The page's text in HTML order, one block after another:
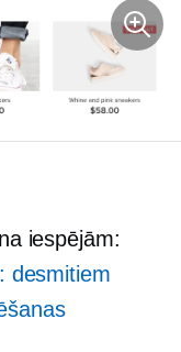
iespējām:
desmitiem